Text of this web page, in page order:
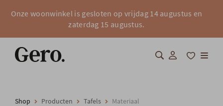
Onze woonwinkel is gesloten op vrijdag 14 augustus en
zaterdag 15 augustus.
Shop Producten Tafels Materiaal